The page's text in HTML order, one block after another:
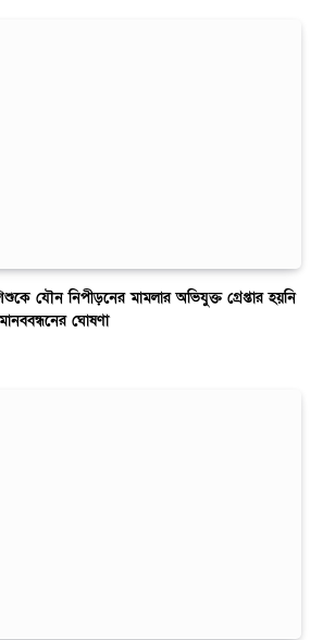
যৌন নিপীড়নের মামলার অভিযুক্ত গ্রেপ্তার হয়নি
ঘোষণা